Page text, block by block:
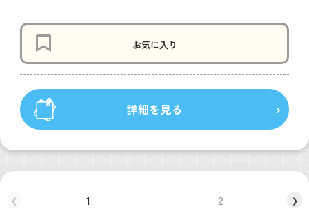
お気に入り
詳細を見る
❮ 1 2 ❯